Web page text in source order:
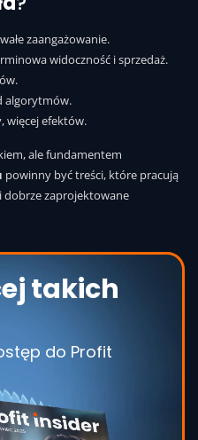
zaangażowanie.
widoczność i sprzedaż.
algorytmów.
więcej efektów.
ale fundamentem
powinny być treści, które pracują
dobrze zaprojektowane
takich
do Profit